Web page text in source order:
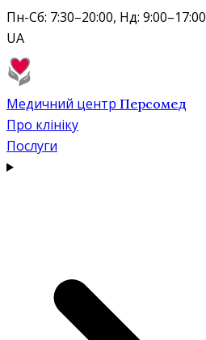
Пн-Сб: 7:30–20:00, Нд: 9:00–17:00
UA
Медичний центр Персомед
Про клініку
Послуги